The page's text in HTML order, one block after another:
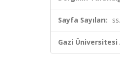
Sayfa Sayıları:
Gazi Üniversitesi